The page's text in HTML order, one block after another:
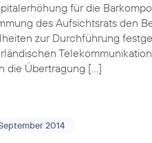
für die
des Aufsichtsrats den
zur Durchführung
die Übertragung […]
2014